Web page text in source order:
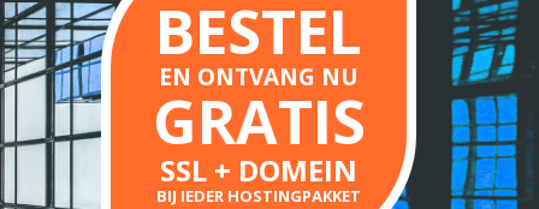
BESTEL
EN ONTVANG NU
GRATIS
SSL + DOMEIN
BIJ IEDER HOSTINGPAKKET